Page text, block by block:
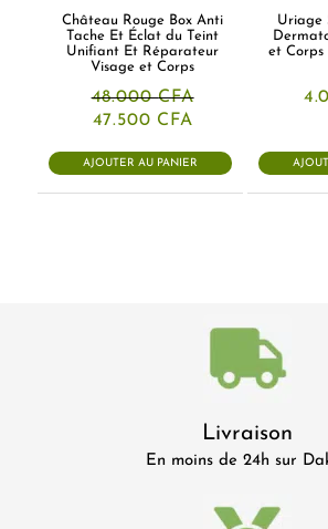
Château Rouge Box Anti
Tache Et Éclat du Teint
Unifiant Et Réparateur
Visage et Corps
48.000CFA
Le
initial
était :
47.500 CFA
actuel
est :
AJOUTER AU PANIER
Uriage
et Corps
Livraison
En moins de 24h sur